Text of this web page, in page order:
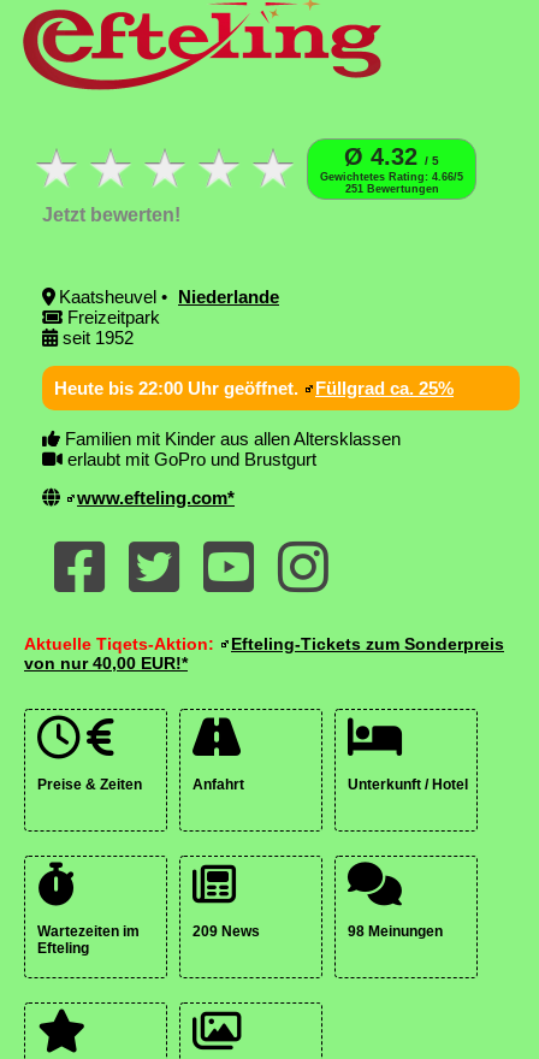
Ø 4.32 / 5
Gewichtetes Rating: 4.66/5
251 Bewertungen
Jetzt bewerten!
Kaatsheuvel • Niederlande
Freizeitpark
seit 1952
Heute bis 22:00 Uhr geöffnet. Füllgrad ca. 25%
Familien mit Kinder aus allen Altersklassen
erlaubt mit GoPro und Brustgurt
www.efteling.com*
Aktuelle Tiqets-Aktion:
Efteling-Tickets zum Sonderpreis
von nur 40,00 EUR!*
Preise & Zeiten Anfahrt Unterkunft / Hotel
Wartezeiten im
Efteling
209 News 98 Meinungen